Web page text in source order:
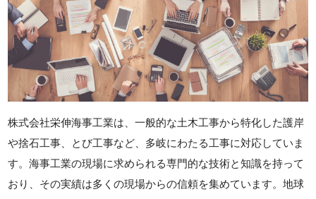
株式会社栄伸海事工業は、一般的な土木工事から特化した護岸
や捨石工事、とび工事など、多岐にわたる工事に対応していま
す。海事工業の現場に求められる専門的な技術と知識を持って
おり、その実績は多くの現場からの信頼を集めています。地球